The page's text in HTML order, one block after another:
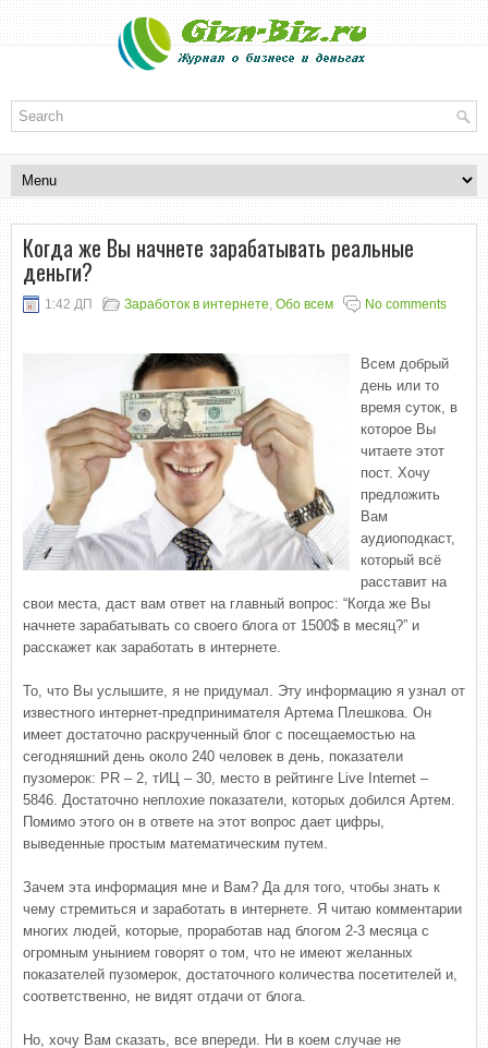
Когда же Вы начнете зарабатывать реальные
деньги?
1:42 ДП Заработок в интернете, Обо всем No comments
Всем добрый
день или то
время суток, в
которое Вы
читаете этот
пост. Хочу
предложить
Вам
аудиоподкаст,
который всё
расставит на
свои места, даст вам ответ на главный вопрос: “Когда же Вы
начнете зарабатывать со своего блога от 1500$ в месяц?” и
расскажет как заработать в интернете.
То, что Вы услышите, я не придумал. Эту информацию я узнал от
известного интернет-предпринимателя Артема Плешкова. Он
имеет достаточно раскрученный блог с посещаемостью на
сегодняшний день около 240 человек в день, показатели
пузомерок: PR – 2, тИЦ – 30, место в рейтинге Live Internet –
5846. Достаточно неплохие показатели, которых добился Артем.
Помимо этого он в ответе на этот вопрос дает цифры,
выведенные простым математическим путем.
Зачем эта информация мне и Вам? Да для того, чтобы знать к
чему стремиться и заработать в интернете. Я читаю комментарии
многих людей, которые, проработав над блогом 2-3 месяца с
огромным унынием говорят о том, что не имеют желанных
показателей пузомерок, достаточного количества посетителей и,
соответственно, не видят отдачи от блога.
Но, хочу Вам сказать, все впереди. Ни в коем случае не